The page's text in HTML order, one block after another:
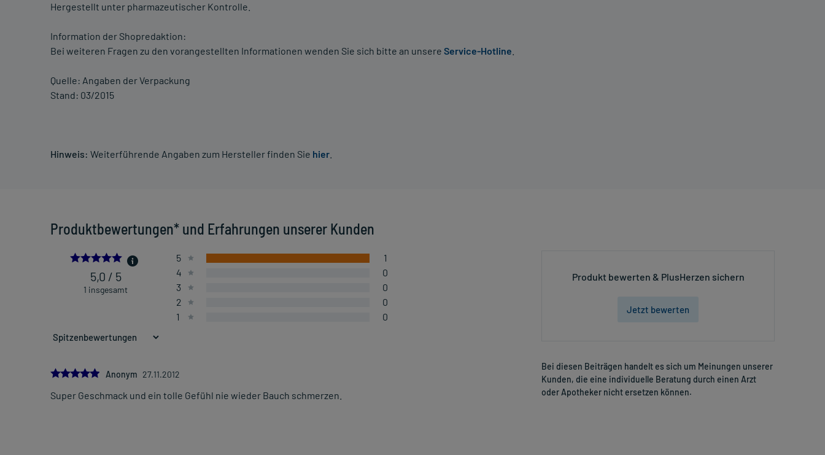
Hergestellt unter pharmazeutischer Kontrolle.
Information der Shopredaktion:
Bei weiteren Fragen zu den vorangestellten Informationen wenden Sie sich bitte an unsere Service-Hotline
Quelle: Angaben der Verpackung
Stand: 03/2015
Hinweis: Weiterführende Angaben zum Hersteller finden Sie hier
Produktbewertungen* und Erfahrungen unserer Kunden
5.0
5,0 / 5
1 insgesamt
5
1
4
0
3
0
2
0
1
0
5.0
Anonym 27.11.2012
Super Geschmack und ein tolle Gefühl nie wieder Bauch schmerzen.
Produkt bewerten & PlusHerzen sichern
Jetzt bewerten
Bei diesen Beiträgen handelt es sich um Meinungen unserer
Kunden, die eine individuelle Beratung durch einen Arzt
oder Apotheker nicht ersetzen können.